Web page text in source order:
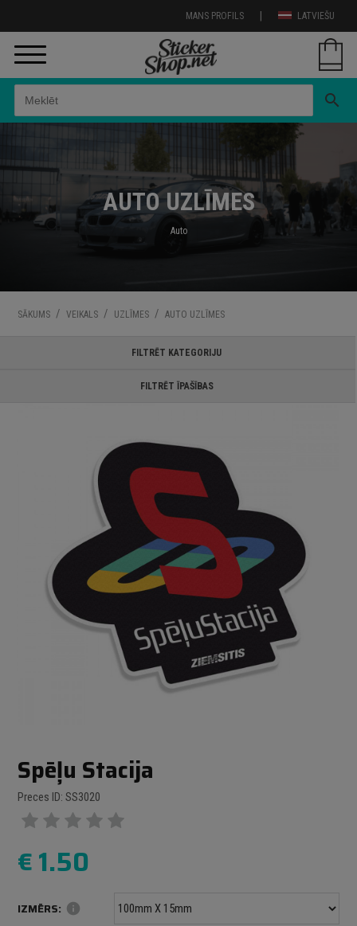
LATVIEŠU
|
MANS PROFILS
search
AUTO UZLĪMES
Auto
SĀKUMS / VEIKALS / UZLĪMES / AUTO UZLĪMES
FILTRĒT KATEGORIJU
FILTRĒT ĪPAŠĪBAS
Spēļu Stacija
Preces ID: SS3020
€1.50
IZMĒRS: info